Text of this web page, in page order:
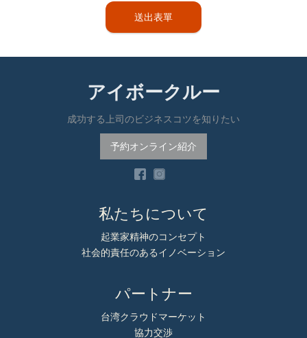
アイボークルー
成功する上司のビジネスコツを知りたい
予約オンライン紹介
私たちについて
起業家精神のコンセプト
社会的責任のあるイノベーション
パートナー
台湾クラウドマーケット
協力交渉